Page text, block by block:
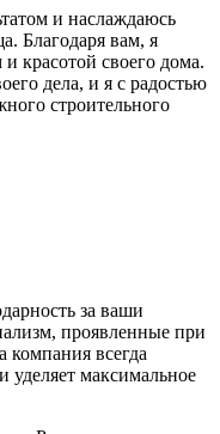
и наслаждаюсь
Благодаря вам, я
красотой своего дома.
дела, и я с радостью
строительного
за ваши
проявленные при
компания всегда
уделяет максимальное